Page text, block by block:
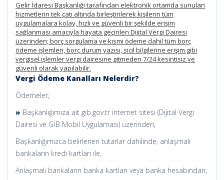
Gelir İdaresi Başkanlığı tarafından elektronik ortamda sunulan
hizmetlerin tek çatı altında birleştirilerek kişilerin tüm
uygulamalara kolay, hızlı ve güvenli bir şekilde erişim
sağlanması amacıyla hayata geçirilen Dijital Vergi Dairesi
üzerinden; borç sorgulama ve kısmi ödeme dahil tüm borç
ödeme işlemleri, borç durum yazısı, sicil bilgilerine erişim gibi
vergisel işlemler vergi dairesine gitmeden 7/24 kesintisiz ve
güvenli olarak yapılabilir.
Vergi Ödeme Kanalları Nelerdir?
Ödemeler;
» Başkanlığımıza ait gib.gov.tr internet sitesi (Dijital Vergi
Dairesi ve GİB Mobil Uygulaması) üzerinden;
Başkanlığımızca belirlenen tutarlar dahilinde, anlaşmalı
bankaların kredi kartları ile,
Anlaşmalı bankaların banka kartları veya banka hesabından,